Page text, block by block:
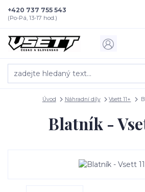
+420 737 755 543
(Po-Pá, 13-17 hod.)
Úvod Náhradní díly Vsett 11+
Blatník -